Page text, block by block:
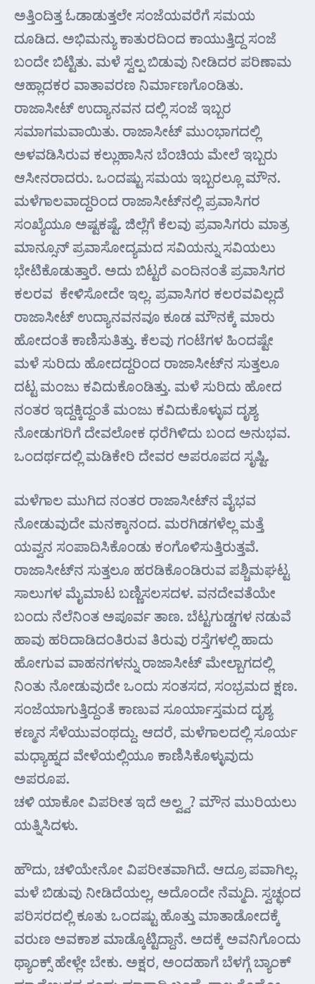
ಅತ್ತಿಂದಿತ್ತ ಓಡಾಡುತ್ತಲೇ ಸಂಜೆಯವರೆಗೆ ಸಮಯ
ದೂಡಿದ. ಅಭಿಮನ್ಯು ಕಾತುರದಿಂದ ಕಾಯುತ್ತಿದ್ದ ಸಂಜೆ
ಬಂದೇ ಬಿಟ್ಟಿತು. ಮಳೆ ಸ್ವಲ್ಪ ಬಿಡುವು ನೀಡಿದರ ಪರಿಣಾಮ
ಆಹ್ಲಾದಕರ ವಾತಾವರಣ ನಿರ್ಮಾಣಗೊಂಡಿತು.
ರಾಜಾಸೀಟ್ ಉದ್ಯಾನವನ ದಲ್ಲಿ ಸಂಜೆ ಇಬ್ಬರ
ಸಮಾಗಮವಾಯಿತು. ರಾಜಾಸೀಟ್ ಮುಂಭಾಗದಲ್ಲಿ
ಅಳವಡಿಸಿರುವ ಕಲ್ಲುಹಾಸಿನ ಬೆಂಚಿಯ ಮೇಲೆ ಇಬ್ಬರು
ಆಸೀನರಾದರು. ಒಂದಷ್ಟು ಸಮಯ ಇಬ್ಬರಲ್ಲೂ ಮೌನ.
ಮಳೆಗಾಲವಾದ್ದರಿಂದ ರಾಜಾಸೀಟ್‌ನಲ್ಲಿ ಪ್ರವಾಸಿಗರ
ಸಂಖ್ಯೆಯೂ ಅಷ್ಟಕಷ್ಟೆ. ಜಿಲ್ಲೆಗೆ ಕೆಲವು ಪ್ರವಾಸಿಗರು ಮಾತ್ರ
ಮಾನ್ಸೂನ್ ಪ್ರವಾಸೋದ್ಯಮದ ಸವಿಯನ್ನು ಸವಿಯಲು
ಭೇಟಿಕೊಡುತ್ತಾರೆ. ಅದು ಬಿಟ್ಟರೆ ಎಂದಿನಂತೆ ಪ್ರವಾಸಿಗರ
ಕಲರವ ಕೇಳಿಸೋದೇ ಇಲ್ಲ. ಪ್ರವಾಸಿಗರ ಕಲರವವಿಲ್ಲದೆ
ರಾಜಾಸೀಟ್ ಉದ್ಯಾನವನವೂ ಕೂಡ ಮೌನಕ್ಕೆ ಮಾರು
ಹೋದಂತೆ ಕಾಣಿಸುತಿತ್ತು. ಕೆಲವು ಗಂಟೆಗಳ ಹಿಂದಷ್ಟೇ
ಮಳೆ ಸುರಿದು ಹೋದದ್ದರಿಂದ ರಾಜಾಸೀಟ್‌ನ ಸುತ್ತಲೂ
ದಟ್ಟ ಮಂಜು ಕವಿದುಕೊಂಡಿತ್ತು. ಮಳೆ ಸುರಿದು ಹೋದ
ನಂತರ ಇದ್ದಕ್ಕಿದ್ದಂತೆ ಮಂಜು ಕವಿದುಕೊಳ್ಳುವ ದೃಶ್ಯ
ನೋಡುಗರಿಗೆ ದೇವಲೋಕ ಧರೆಗಿಳಿದು ಬಂದ ಅನುಭವ.
ಒಂದರ್ಥದಲ್ಲಿ ಮಡಿಕೇರಿ ದೇವರ ಅಪರೂಪದ ಸೃಷ್ಟಿ.
ಮಳೆಗಾಲ ಮುಗಿದ ನಂತರ ರಾಜಾಸೀಟ್‌ನ ವೈಭವ
ನೋಡುವುದೇ ಮನಕ್ಕಾನಂದ. ಮರಗಿಡಗಳೆಲ್ಲ ಮತ್ತೆ
ಯವ್ವನ ಸಂಪಾದಿಸಿಕೊಂಡು ಕಂಗೊಳಿಸುತ್ತಿರುತ್ತವೆ.
ರಾಜಾಸೀಟ್‌ನ ಸುತ್ತಲೂ ಹರಡಿಕೊಂಡಿರುವ ಪಶ್ಚಿಮಘಟ್ಟ
ಸಾಲುಗಳ ಮೈಮಾಟ ಬಣ್ಣಿಸಲಸದಳ. ವನದೇವತೆಯೇ
ಬಂದು ನೆಲೆನಿಂತ ಅಪೂರ್ವ ತಾಣ. ಬೆಟ್ಟಗುಡ್ಡಗಳ ನಡುವೆ
ಹಾವು ಹರಿದಾಡಿದಂತಿರುವ ತಿರುವು ರಸ್ತೆಗಳಲ್ಲಿ ಹಾದು
ಹೋಗುವ ವಾಹನಗಳನ್ನು ರಾಜಾಸೀಟ್ ಮೇಲ್ಬಾಗದಲ್ಲಿ
ನಿಂತು ನೋಡುವುದೇ ಒಂದು ಸಂತಸದ, ಸಂಭ್ರಮದ ಕ್ಷಣ.
ಸಂಜೆಯಾಗುತ್ತಿದ್ದಂತೆ ಕಾಣುವ ಸೂರ್ಯಾಸ್ತಮದ ದೃಶ್ಯ
ಕಣ್ಮನ ಸೆಳೆಯುವಂಥದ್ದು. ಆದರೆ, ಮಳೆಗಾಲದಲ್ಲಿ ಸೂರ್ಯ
ಮಧ್ಯಾಹ್ನದ ವೇಳೆಯಲ್ಲಿಯೂ ಕಾಣಿಸಿಕೊಳ್ಳುವುದು
ಅಪರೂಪ.
ಚಳಿ ಯಾಕೋ ವಿಪರೀತ ಇದೆ ಅಲ್ವ್ವ? ಮೌನ ಮುರಿಯಲು
ಯತ್ನಿಸಿದಳು.
ಹೌದು, ಚಳಿಯೇನೋ ವಿಪರೀತವಾಗಿದೆ. ಆದ್ರೂ ಪವಾಗಿಲ್ಲ.
ಮಳೆ ಬಿಡುವು ನೀಡಿದೆಯಲ್ಲ, ಅದೊಂದೇ ನೆಮ್ಮದಿ. ಸ್ವಚ್ಛಂದ
ಪರಿಸರದಲ್ಲಿ ಕೂತು ಒಂದಷ್ಟು ಹೊತ್ತು ಮಾತಾಡೋದಕ್ಕೆ
ವರುಣ ಅವಕಾಶ ಮಾಡ್ಕೊಟ್ಟಿದ್ದಾನೆ. ಅದಕ್ಕೆ ಅವನಿಗೊಂದು
ಥ್ಯಾಂಕ್ಸ್ ಹೇಳ್ಲೇ ಬೇಕು. ಅಕ್ಷರ, ಅಂದಹಾಗೆ ಬೆಳಗ್ಗೆ ಬ್ಯಾಂಕ್